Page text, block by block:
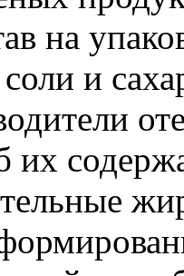
на
и
их